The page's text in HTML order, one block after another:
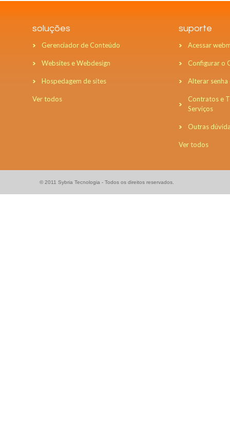
soluções
Gerenciador de Conteúdo
Websites e Webdesign
Hospedagem de sites
Ver todos
suporte
Acessar
Configurar o
Alterar senha
Contratos e
Serviços
Outras
Ver todos
© 2011 Sybria Tecnologia - Todos os direitos reservados.